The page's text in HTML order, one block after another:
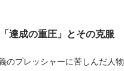
達成の重圧」とその克服
のプレッシャーに苦しんだ人